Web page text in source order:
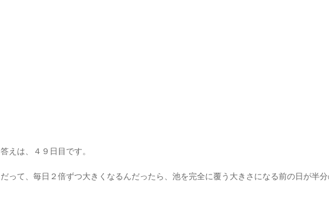
答えは、４９日目です。
だって、毎日２倍ずつ大きくなるんだったら、池を完全に覆う大きさになる前の日が半分